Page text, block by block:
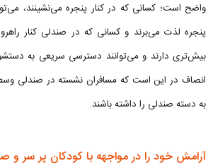
واضح است؛ کسانی که در کنار پنجره می‌نشینند،
پنجره لذت می‌برند و کسانی که در صندلی کنار
بیش‌تری دارند و می‌توانند دسترسی سریعی به
انصاف در این است که مسافران نشسته در صندلی
به دسته صندلی را داشته باشند.
آرامش خود را در مواجهه با کودکان پر سر و